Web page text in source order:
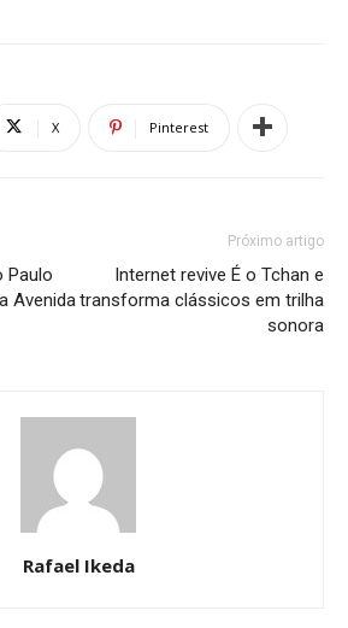
X Pinterest
Paulo
Avenida
Próximo artigo
Internet revive É o Tchan e
transforma clássicos em trilha
sonora
Rafael Ikeda